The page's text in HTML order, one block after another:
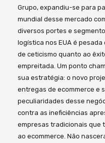
Grupo, expandiu-se para
mundial desse mercado
diversos portes e
logística nos EUA é
de ceticismo quanto ao
empreitada. Um ponto
sua estratégia: o novo
entregas de ecommerce e
peculiaridades desse
contra as ineficiências
empresas tradicionais que
ao ecommerce. Não